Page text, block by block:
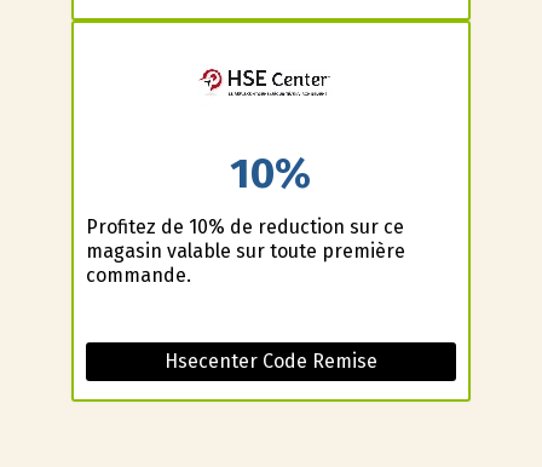
10%
Profitez de 10% de reduction sur ce
magasin valable sur toute première
commande.
Hsecenter Code Remise